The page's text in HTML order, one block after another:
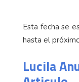
Esta fecha se
hasta el
Lucila